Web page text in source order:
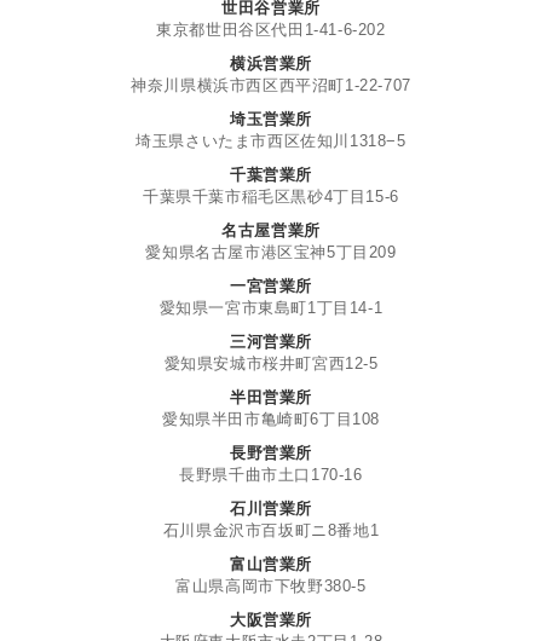
世田谷営業所
東京都世田谷区代田1-41-6-202
横浜営業所
神奈川県横浜市西区西平沼町1-22-707
埼玉営業所
埼玉県さいたま市西区佐知川1318−5
千葉営業所
千葉県千葉市稲毛区黒砂4丁目15-6
名古屋営業所
愛知県名古屋市港区宝神5丁目209
一宮営業所
愛知県一宮市東島町1丁目14-1
三河営業所
愛知県安城市桜井町宮西12-5
半田営業所
愛知県半田市亀崎町6丁目108
長野営業所
長野県千曲市土口170-16
石川営業所
石川県金沢市百坂町ニ8番地1
富山営業所
富山県高岡市下牧野380-5
大阪営業所